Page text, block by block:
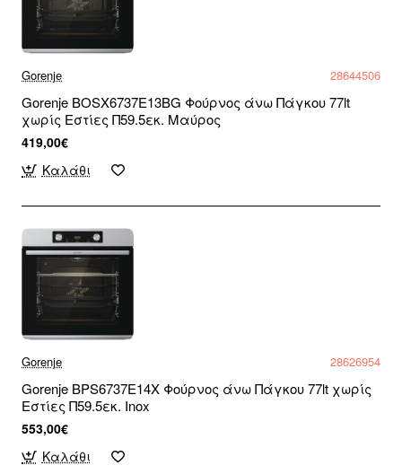
Gorenje 28644506
Gorenje BOSX6737E13BG Φούρνος άνω Πάγκου 77lt
χωρίς Εστίες Π59.5εκ. Μαύρος
419,00€
Καλάθι
Gorenje 28626954
Gorenje BPS6737E14X Φούρνος άνω Πάγκου 77lt χωρίς
Εστίες Π59.5εκ. Inox
553,00€
Καλάθι